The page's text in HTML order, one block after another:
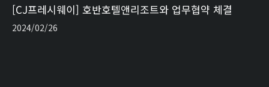
[CJ프레시웨이] 호반호텔앤리조트와 업무협약 체결
2024/02/26